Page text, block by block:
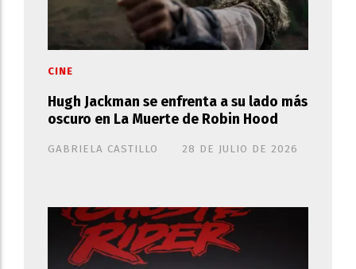
Hugh Jackman se enfrenta a su lado más
oscuro en La Muerte de Robin Hood
GABRIELA CASTILLO
CINE
28 DE JULIO DE 2026